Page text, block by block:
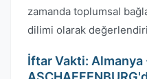
zamanda toplumsal
dilimi olarak
İftar Vakti: Almanya